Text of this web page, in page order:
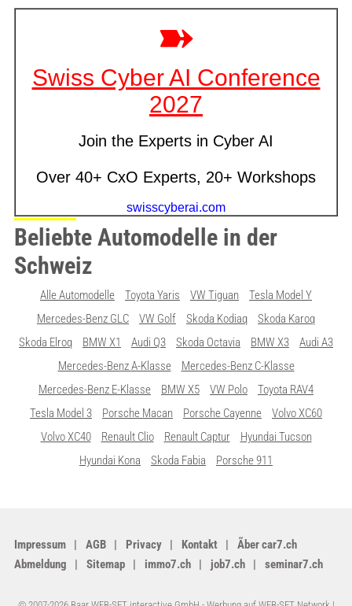
Beliebte Automodelle in der
Schweiz
Alle Automodelle Toyota Yaris VW Tiguan
Tesla Model Y
Mercedes-Benz GLC
VW Golf Skoda Kodiaq
Skoda Karoq
Skoda Elroq
BMW X1 Audi Q3 Skoda Octavia BMW X3
Audi A3
Mercedes-Benz A-Klasse
Mercedes-Benz C-Klasse
Mercedes-Benz E-Klasse
BMW X5 VW Polo
Toyota RAV4
Tesla Model 3
Porsche Macan Porsche Cayenne
Volvo XC60
Volvo XC40
Renault Clio Renault Captur
Hyundai Tucson
Hyundai Kona
Skoda Fabia Porsche 911
Impressum AGB Privacy Kontakt
Ãber car7.ch
Abmeldung
Sitemap immo7.ch job7.ch seminar7.ch